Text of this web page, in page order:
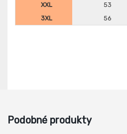
XXL
53
3XL
56
Podobné produkty